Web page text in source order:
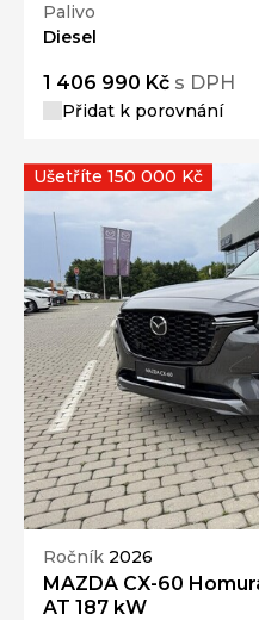
Palivo
Diesel
1 406 990 Kč s DPH
Přidat k porovnání
Ročník 2026
MAZDA CX-60
AT 187 kW
Ušetříte 150 000 Kč